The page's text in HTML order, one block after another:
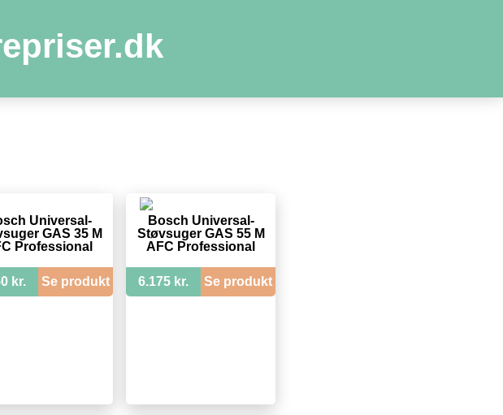
Universal-
GAS 35 M
Professional
kr. Se produkt
Bosch Universal-
Støvsuger GAS 55 M
AFC Professional
6.175 kr. Se produkt